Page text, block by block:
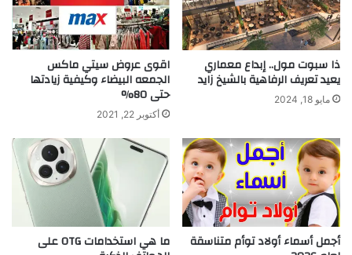
ذا سبوت مول.. إبداع معماري
يعيد تعريف الرفاهية بالشيخ زايد
مايو 18, 2024
اقوى عروض سيتي ماكس
الجمعه البيضاء وكيفية زيادتها
حتى 80%
أكتوبر 22, 2021
أجمل أسماء أولاد توأم متناسقة ما هي استخدامات OTG على